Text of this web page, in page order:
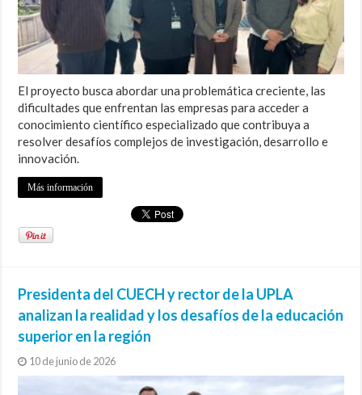
El proyecto busca abordar una problemática creciente, las
dificultades que enfrentan las empresas para acceder a
conocimiento científico especializado que contribuya a
resolver desafíos complejos de investigación, desarrollo e
innovación.
Más información
Presidenta del CUECH y rector de la UPLA
analizan la realidad y los desafíos de la educación
superior en la región
10 de junio de 2026